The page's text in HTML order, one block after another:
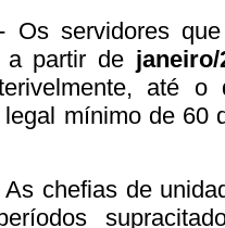
Os servidores
a partir de janeiro/
até
legal mínimo de 60
As chefias de